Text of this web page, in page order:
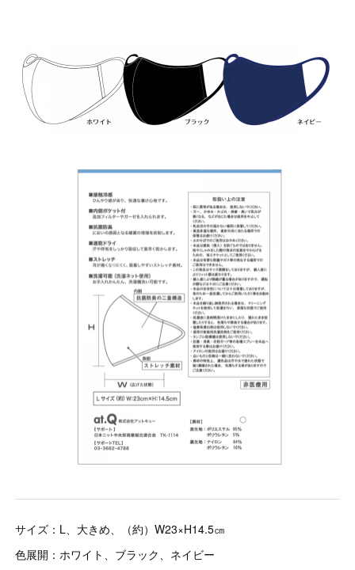
サイズ：L、大きめ、（約）W23×H14.5㎝
色展開：ホワイト、ブラック、ネイビー